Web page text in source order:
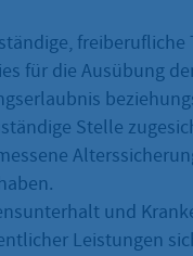
für die Ausübung
Stelle
und
Leistungen